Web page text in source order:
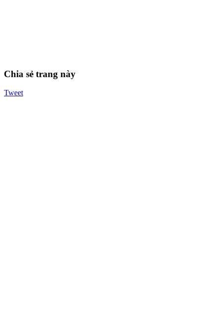
Chia sẻ trang này
Tweet